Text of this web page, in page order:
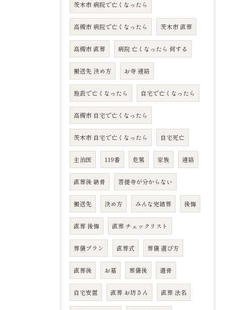
茨木市 病院で亡くなったら
高槻市 病院で亡くなったら 茨木市 直葬
高槻市 直葬 病院 亡くなったら 何する
搬送先 決め方 お寺 連絡
施設で亡くなったら 自宅で亡くなったら
高槻市 自宅で亡くなったら
茨木市 自宅で亡くなったら 自宅死亡
主治医 119番 危篤 家族 連絡
直葬後 納骨 菩提寺が分からない
搬送先 決め方 みんな完結葬 後悔
直葬 後悔 直葬 チェックリスト
葬儀プラン 直葬式 葬儀 選び方
直葬後 お墓 葬儀後 遺骨
自宅安置 直葬 お坊さん 直葬 法名